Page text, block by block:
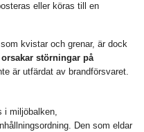
eller köras till en
kvistar och grenar, är dock
störningar på
är utfärdat av brandförsvaret.
i miljöbalken,
Den som eldar